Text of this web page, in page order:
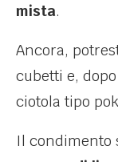
mista.
Ancora,
cubetti e,
ciotola tipo
Il condimento